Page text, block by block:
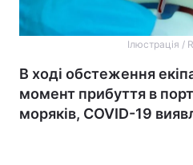
Ілюстрація /
В ході обстеження
момент прибуття в
моряків, COVID-19